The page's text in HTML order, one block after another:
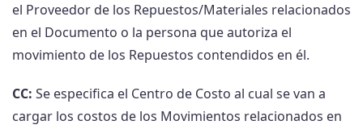
el Proveedor de los Repuestos/Materiales relacionados
en el Documento o la persona que autoriza el
movimiento de los Repuestos contendidos en él.
CC: Se especifica el Centro de Costo al cual se van a
cargar los costos de los Movimientos relacionados en